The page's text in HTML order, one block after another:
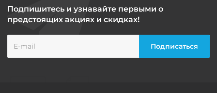
Подпишитесь и узнавайте первыми о
предстоящих акциях и скидках!